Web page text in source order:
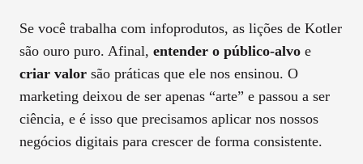
Se você trabalha com infoprodutos, as lições de Kotler
são ouro puro. Afinal, entender o público-alvo e
criar valor são práticas que ele nos ensinou. O
marketing deixou de ser apenas “arte” e passou a ser
ciência, e é isso que precisamos aplicar nos nossos
negócios digitais para crescer de forma consistente.